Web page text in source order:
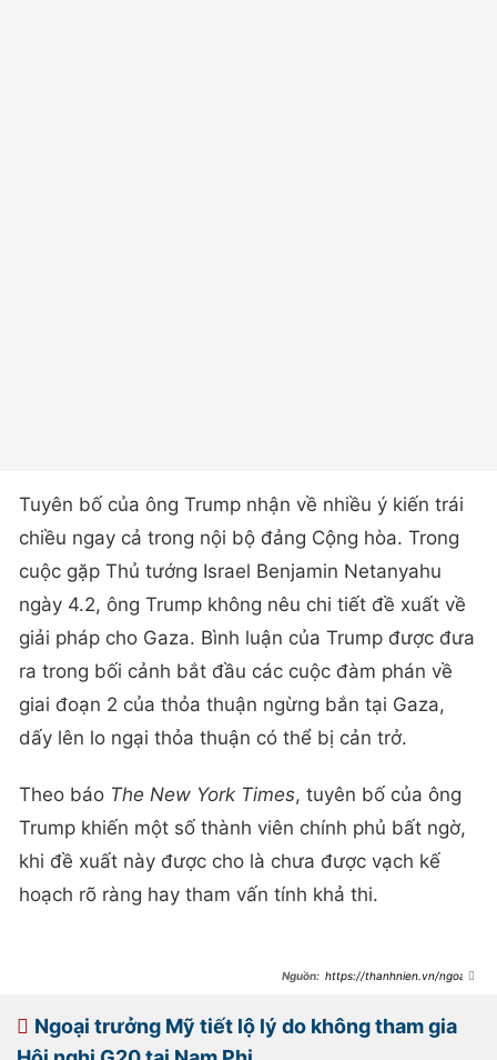
Tuyên bố của ông Trump nhận về nhiều ý kiến trái
chiều ngay cả trong nội bộ đảng Cộng hòa. Trong
cuộc gặp Thủ tướng Israel Benjamin Netanyahu
ngày 4.2, ông Trump không nêu chi tiết đề xuất về
giải pháp cho Gaza. Bình luận của Trump được đưa
ra trong bối cảnh bắt đầu các cuộc đàm phán về
giai đoạn 2 của thỏa thuận ngừng bắn tại Gaza,
dấy lên lo ngại thỏa thuận có thể bị cản trở.
Theo báo The New York Times, tuyên bố của ông
Trump khiến một số thành viên chính phủ bất ngờ,
khi đề xuất này được cho là chưa được vạch kế
hoạch rõ ràng hay tham vấn tính khả thi.
https://thanhnien.vn/ngoai-
185250206094411263.htm
Ngoại trưởng Mỹ tiết lộ lý do không tham gia